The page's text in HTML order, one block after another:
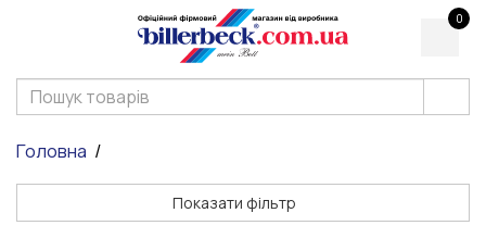
0
Головна
Показати фільтр